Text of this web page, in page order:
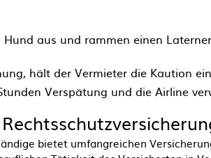
aus und rammen einen
hält der Vermieter die Kaution
Verspätung und die Airline
bietet umfangreichen